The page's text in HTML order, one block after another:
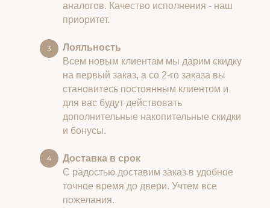
аналогов. Качество исполнения - наш
приоритет.
Лояльность
Всем новым клиентам мы дарим скидку
на первый заказ, а со 2-го заказа вы
становитесь постоянным клиентом и
для вас будут действовать
дополнительные накопительные скидки
и бонусы.
Доставка в срок
С радостью доставим заказ в удобное
точное время до двери. Учтем все
пожелания.